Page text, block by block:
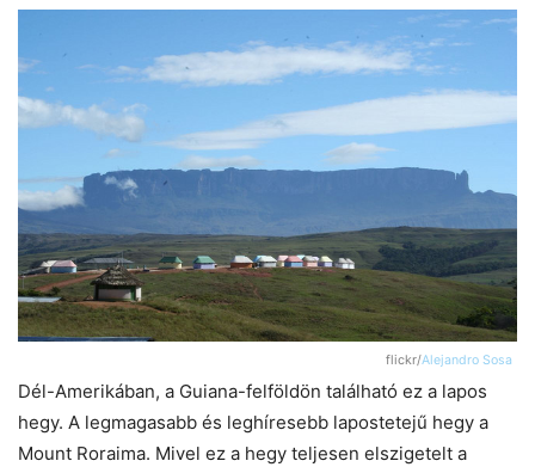
flickr/Alejandro Sosa
Dél-Amerikában, a Guiana-felföldön található ez a lapos
hegy. A legmagasabb és leghíresebb lapostetejű hegy a
Mount Roraima. Mivel ez a hegy teljesen elszigetelt a